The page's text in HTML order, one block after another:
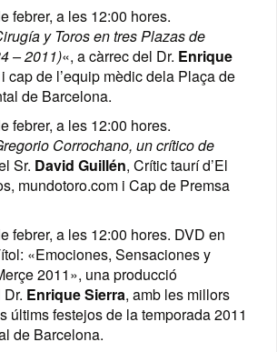
febrer, a les 12:00 hores.
y Toros en tres Plazas de
– 2011)«, a càrrec del Dr. Enrique
cap de l’equip mèdic dela Plaça de
de Barcelona.
febrer, a les 12:00 hores.
Corrochano, un crítico de
Sr. David Guillén, Crític taurí d’El
mundotoro.com i Cap de Premsa
febrer, a les 12:00 hores. DVD en
«Emociones, Sensaciones y
2011», una producció
Enrique Sierra, amb les millors
últims festejos de la temporada 2011
de Barcelona.